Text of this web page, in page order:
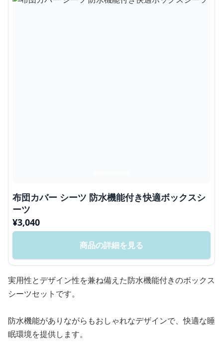
布団カバー シーツ 防水機能付き快適ボックスシ
ーツ
¥3,040
商品の詳細を見る
実用性とデザイン性を兼ね備えた防水機能付きのボックス
シーツセットです。
防水機能がありながらもおしゃれなデザインで、快適な睡
眠環境を提供します。